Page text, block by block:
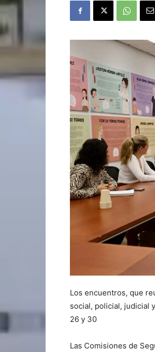
Los encuentros, que
social, policial, judicial
26 y 30
Las Comisiones de